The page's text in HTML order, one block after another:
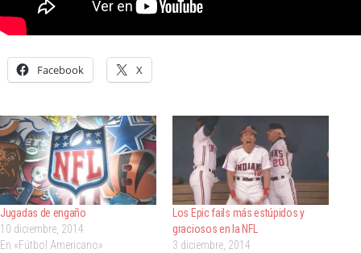
Facebook X
Jugadas de engaño
10 diciembre, 2014
En «Fútbol Americano»
Los Epic fails más estúpidos y
graciosos en la NFL
3 diciembre, 2014